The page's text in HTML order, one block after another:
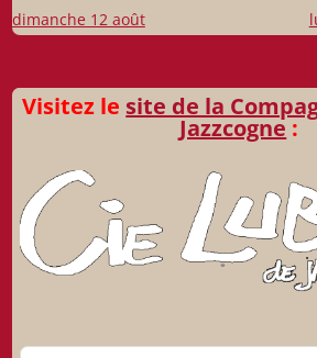
des
dimanche 12 août
Visitez le site de la
Jazzcogne: